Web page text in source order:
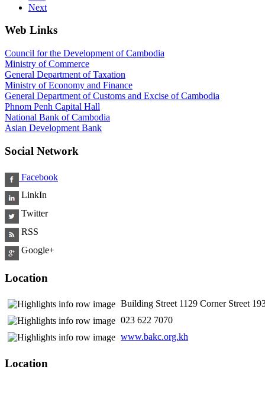
Next
Web Links
Council for the Development of Cambodia
Ministry of Commerce
General Department of Taxation
Ministry of Economy and Finance
General Department of Customs and Excise of Cambodia
Phnom Penh Capital Hall
National Bank of Cambodia
Asian Development Bank
Social Network
Facebook
LinkIn
Twitter
RSS
Google+
Location
Building Street 1129 Corner Street
​ 023 622 7070
www.bakc.org.kh
Location